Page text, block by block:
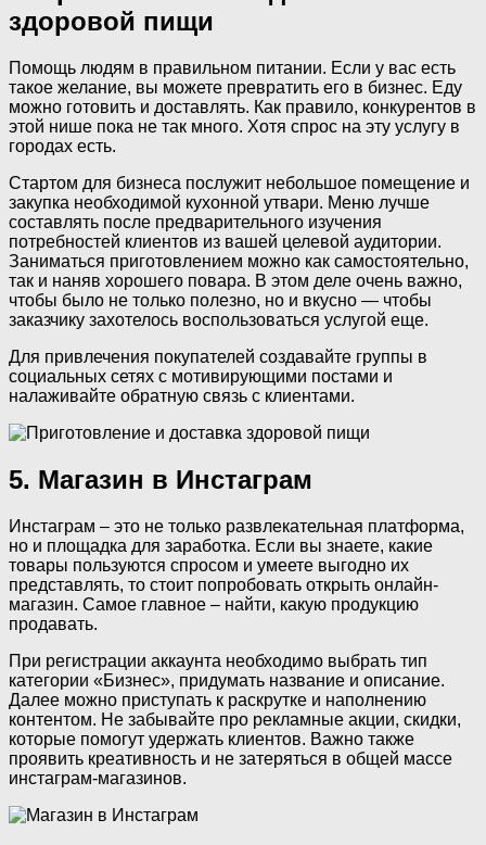
здоровой пищи
Помощь людям в правильном питании. Если у вас есть
такое желание, вы можете превратить его в бизнес. Еду
можно готовить и доставлять. Как правило, конкурентов в
этой нише пока не так много. Хотя спрос на эту услугу в
городах есть.
Стартом для бизнеса послужит небольшое помещение и
закупка необходимой кухонной утвари. Меню лучше
составлять после предварительного изучения
потребностей клиентов из вашей целевой аудитории.
Заниматься приготовлением можно как самостоятельно,
так и наняв хорошего повара. В этом деле очень важно,
чтобы было не только полезно, но и вкусно — чтобы
заказчику захотелось воспользоваться услугой еще.
Для привлечения покупателей создавайте группы в
социальных сетях с мотивирующими постами и
налаживайте обратную связь с клиентами.
5. Магазин в Инстаграм
Инстаграм – это не только развлекательная платформа,
но и площадка для заработка. Если вы знаете, какие
товары пользуются спросом и умеете выгодно их
представлять, то стоит попробовать открыть онлайн-
магазин. Самое главное – найти, какую продукцию
продавать.
При регистрации аккаунта необходимо выбрать тип
категории «Бизнес», придумать название и описание.
Далее можно приступать к раскрутке и наполнению
контентом. Не забывайте про рекламные акции, скидки,
которые помогут удержать клиентов. Важно также
проявить креативность и не затеряться в общей массе
инстаграм-магазинов.